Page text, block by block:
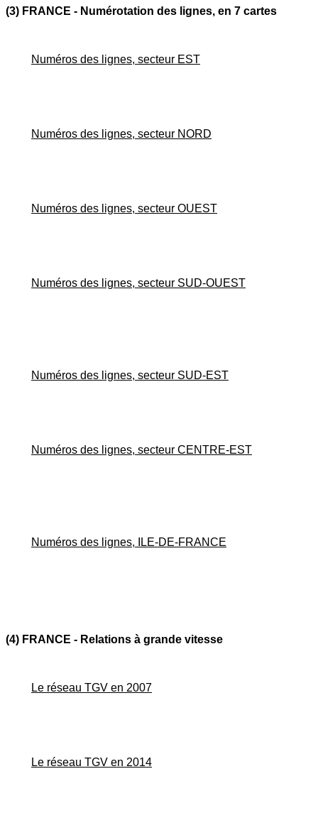
(3) FRANCE - Numérotation des lignes, en 7 cartes
Numéros des lignes, secteur EST
Numéros des lignes, secteur NORD
Numéros des lignes, secteur OUEST
Numéros des lignes, secteur SUD-OUEST
Numéros des lignes, secteur SUD-EST
Numéros des lignes, secteur CENTRE-EST
Numéros des lignes, ILE-DE-FRANCE
(4) FRANCE - Relations à grande vitesse
Le réseau TGV en 2007
Le réseau TGV en 2014